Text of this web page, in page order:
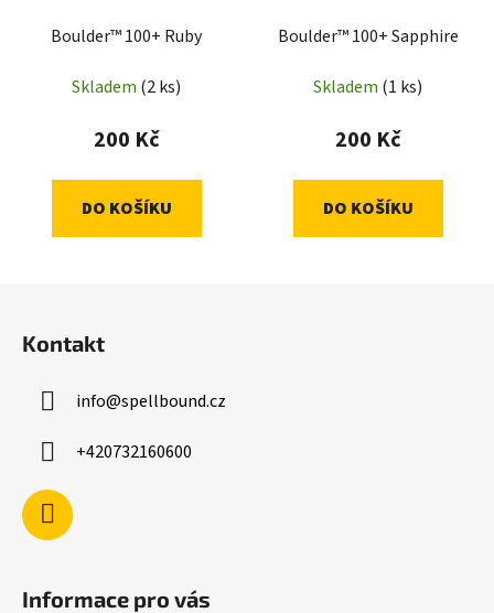
Boulder™ 100+ Ruby
Skladem (2 ks)
200 Kč
DO KOŠÍKU
Boulder™ 100+ Sapphire
Skladem (1 ks)
200 Kč
DO KOŠÍKU
Kontakt
info@spellbound.cz
+420732160600
Informace pro vás